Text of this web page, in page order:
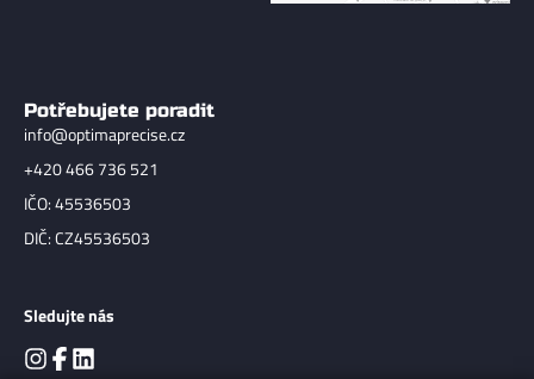
Potřebujete poradit
info@optimaprecise.cz
+420 466 736 521
IČO: 45536503
DIČ: CZ45536503
Sledujte nás